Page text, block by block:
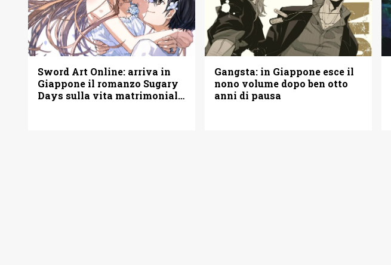
Sword Art Online: arriva in
Giappone il romanzo Sugary
Days sulla vita matrimoniale
Gangsta: in Giappone esce il
nono volume dopo ben otto
anni di pausa